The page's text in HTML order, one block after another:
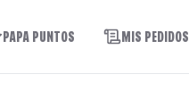
PAPA PUNTOS MIS PEDIDOS